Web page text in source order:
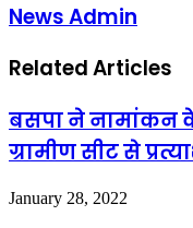
News Admin
Related Articles
बसपा ने नामांकन के
ग्रामीण सीट से
January 28, 2022